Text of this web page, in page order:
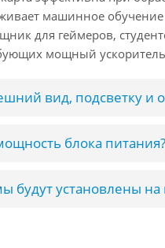
машинное
для геймеров,
мощный
вид, подсветку и
блока питания?
будут установлены